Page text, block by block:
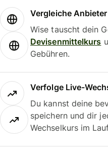
Vergleiche
Wise tauscht dein
Devisenmittelkurs
Gebühren.
Verfolge Live-
Du kannst deine
speichern und dir
Wechselkurs im